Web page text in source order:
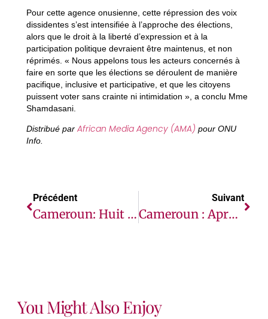
Pour cette agence onusienne, cette répression des voix
dissidentes s’est intensifiée à l’approche des élections,
alors que le droit à la liberté d’expression et à la
participation politique devraient être maintenus, et non
réprimés. « Nous appelons tous les acteurs concernés à
faire en sorte que les élections se déroulent de manière
pacifique, inclusive et participative, et que les citoyens
puissent voter sans crainte ni intimidation », a conclu Mme
Shamdasani.
Distribué par African Media Agency (AMA) pour ONU
Info.
Précédent
Cameroun: Huit Élèves Tués, Une Nouvelle Étape Terrible Dans La Crise Anglophone
Suivant
Cameroun : Après L’attaque À Kumba, L’ONU Appelle Au Dialogue Pour Résoudre La Crise Dans La Partie Anglophone
You Might Also Enjoy